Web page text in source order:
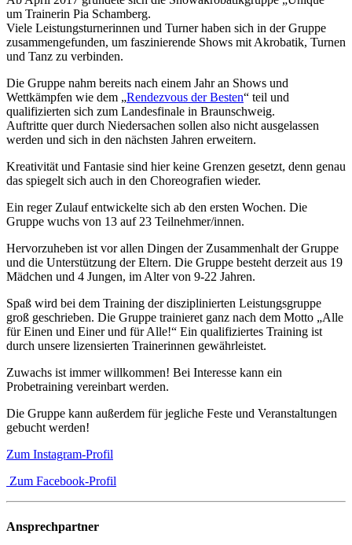
um Trainerin Pia Schamberg.
Viele Leistungsturnerinnen und Turner haben sich in der Gruppe
zusammengefunden, um faszinierende Shows mit Akrobatik, Turnen
und Tanz zu verbinden.
Die Gruppe nahm bereits nach einem Jahr an Shows und
Wettkämpfen wie dem „Rendezvous der Besten“ teil und
qualifizierten sich zum Landesfinale in Braunschweig.
Auftritte quer durch Niedersachen sollen also nicht ausgelassen
werden und sich in den nächsten Jahren erweitern.
Kreativität und Fantasie sind hier keine Grenzen gesetzt, denn genau
das spiegelt sich auch in den Choreografien wieder.
Ein reger Zulauf entwickelte sich ab den ersten Wochen. Die
Gruppe wuchs von 13 auf 23 Teilnehmer/innen.
Hervorzuheben ist vor allen Dingen der Zusammenhalt der Gruppe
und die Unterstützung der Eltern. Die Gruppe besteht derzeit aus 19
Mädchen und 4 Jungen, im Alter von 9-22 Jahren.
Spaß wird bei dem Training der disziplinierten Leistungsgruppe
groß geschrieben. Die Gruppe trainieret ganz nach dem Motto „Alle
für Einen und Einer und für Alle!“ Ein qualifiziertes Training ist
durch unsere lizensierten Trainerinnen gewährleistet.
Zuwachs ist immer willkommen! Bei Interesse kann ein
Probetraining vereinbart werden.
Die Gruppe kann außerdem für jegliche Feste und Veranstaltungen
gebucht werden!
Zum Instagram-Profil
Zum Facebook-Profil
Ansprechpartner